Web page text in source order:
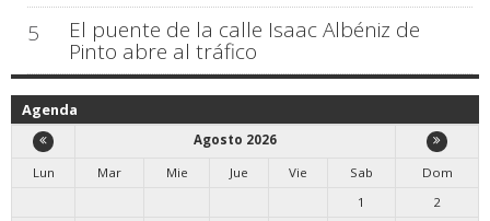
5
El puente de la calle Isaac Albéniz de
Pinto abre al tráfico
Agenda
Agosto 2026
Lun
Mar Mie Jue Vie Sab
Dom
1
2